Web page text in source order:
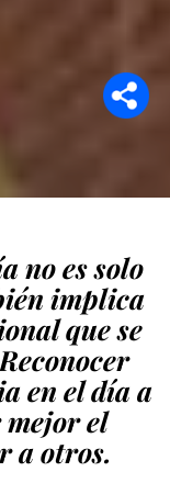
no es solo
implica
que se
en el día a
el
a otros.